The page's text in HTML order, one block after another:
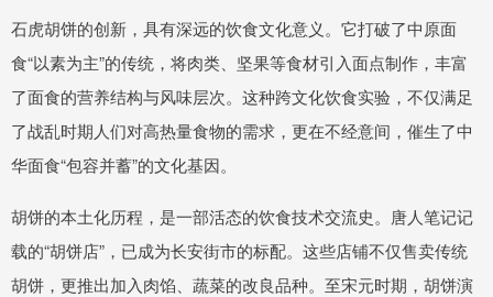
石虎胡饼的创新，具有深远的饮食文化意义。它打破了中原面
食“以素为主”的传统，将肉类、坚果等食材引入面点制作，丰富
了面食的营养结构与风味层次。这种跨文化饮食实验，不仅满足
了战乱时期人们对高热量食物的需求，更在不经意间，催生了中
华面食“包容并蓄”的文化基因。
胡饼的本土化历程，是一部活态的饮食技术交流史。唐人笔记记
载的“胡饼店”，已成为长安街市的标配。这些店铺不仅售卖传统
胡饼，更推出加入肉馅、蔬菜的改良品种。至宋元时期，胡饼演